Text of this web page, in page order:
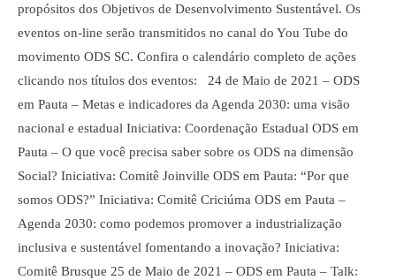
propósitos dos Objetivos de Desenvolvimento Sustentável. Os
eventos on-line serão transmitidos no canal do You Tube do
movimento ODS SC. Confira o calendário completo de ações
clicando nos títulos dos eventos: 24 de Maio de 2021 – ODS
em Pauta – Metas e indicadores da Agenda 2030: uma visão
nacional e estadual Iniciativa: Coordenação Estadual ODS em
Pauta – O que você precisa saber sobre os ODS na dimensão
Social? Iniciativa: Comitê Joinville ODS em Pauta: “Por que
somos ODS?” Iniciativa: Comitê Criciúma ODS em Pauta –
Agenda 2030: como podemos promover a industrialização
inclusiva e sustentável fomentando a inovação? Iniciativa:
Comitê Brusque 25 de Maio de 2021 – ODS em Pauta – Talk: